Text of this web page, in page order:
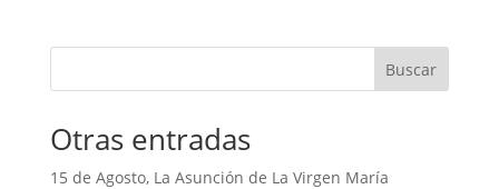
Buscar
Otras entradas
15 de Agosto, La Asunción de La Virgen María